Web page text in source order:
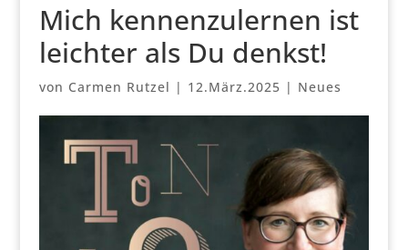
Mich kennenzulernen ist
leichter als Du denkst!
von Carmen Rutzel | 12.März.2025 | Neues